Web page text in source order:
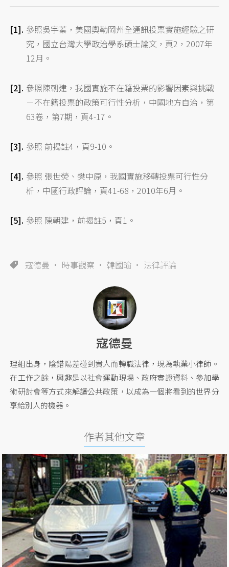
參照吳宇蓁，美國奧勒岡州全通訊投票實施經驗之研
究，國立台灣大學政治學系碩士論文，頁2，2007年
12月。
參照陳朝建，我國實施不在籍投票的影響因素與挑戰
－不在籍投票的政策可行性分析，中國地方自治，第
63卷，第7期，頁4-17。
參照 前揭註4，頁9-10。
參照 張世熒、樊中原，我國實施移轉投票可行性分
析，中國行政評論，頁41-68，2010年6月。
參照 陳朝建，前揭註5，頁1。
寇德曼 時事觀察 韓國瑜 法律評論
寇德曼
理組出身，陰錯陽差碰到貴人而轉職法律，現為執業小律師。
在工作之餘，興趣是以社會運動現場、政府實證資料、參加學
術研討會等方式來解讀公共政策，以成為一個將看到的世界分
享給別人的機器。
作者其他文章